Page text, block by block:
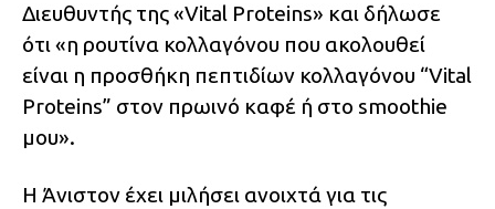
Διευθυντής της «Vital Proteins» και δήλωσε
ότι «η ρουτίνα κολλαγόνου που ακολουθεί
είναι η προσθήκη πεπτιδίων κολλαγόνου “Vital
Proteins” στον πρωινό καφέ ή στο smoothie
μου».
Η Άνιστον έχει μιλήσει ανοιχτά για τις